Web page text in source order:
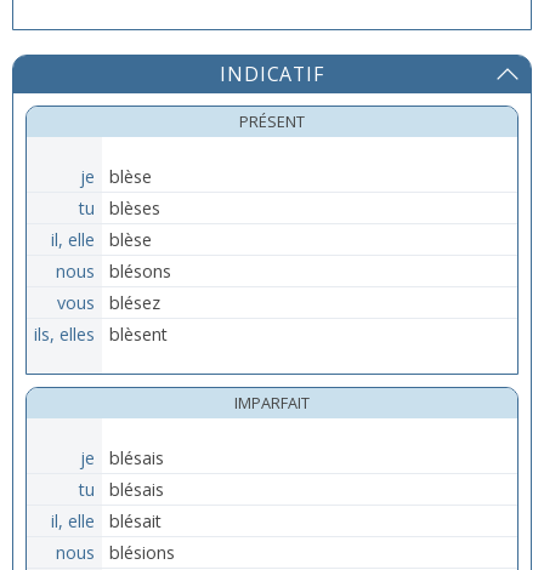
INDICATIF
PRÉSENT
je
blèse
tu
blèses
il, elle
blèse
nous
blésons
vous
blésez
ils, elles
blèsent
IMPARFAIT
je
blésais
tu
blésais
il, elle
blésait
nous
blésions